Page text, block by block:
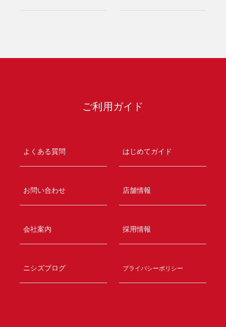
ご利用ガイド
よくある質問 はじめてガイド
お問い合わせ 店舗情報
会社案内 採用情報
ニシズブログ プライバシーポリシー